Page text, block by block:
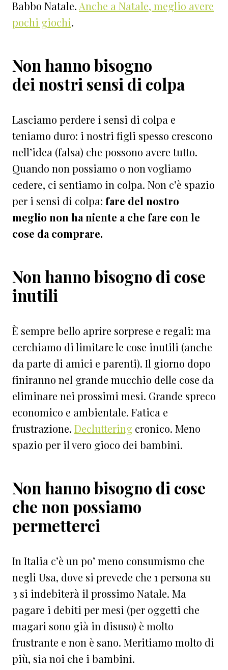
Babbo Natale. Anche a Natale, meglio avere
pochi giochi.
Non hanno bisogno
dei nostri sensi di colpa
Lasciamo perdere i sensi di colpa e
teniamo duro: i nostri figli spesso crescono
nell’idea (falsa) che possono avere tutto.
Quando non possiamo o non vogliamo
cedere, ci sentiamo in colpa. Non c’è spazio
per i sensi di colpa: fare del nostro
meglio non ha niente a che fare con le
cose da comprare.
Non hanno bisogno di cose
inutili
È sempre bello aprire sorprese e regali: ma
cerchiamo di limitare le cose inutili (anche
da parte di amici e parenti). Il giorno dopo
finiranno nel grande mucchio delle cose da
eliminare nei prossimi mesi. Grande spreco
economico e ambientale. Fatica e
frustrazione. Decluttering cronico. Meno
spazio per il vero gioco dei bambini.
Non hanno bisogno di cose
che non possiamo
permetterci
In Italia c’è un po’ meno consumismo che
negli Usa, dove si prevede che 1 persona su
3 si indebiterà il prossimo Natale. Ma
pagare i debiti per mesi (per oggetti che
magari sono già in disuso) è molto
frustrante e non è sano. Meritiamo molto di
più, sia noi che i bambini.